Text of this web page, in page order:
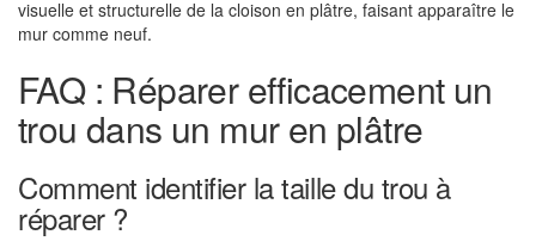
visuelle et structurelle de la cloison en plâtre, faisant apparaître le
mur comme neuf.
FAQ : Réparer efficacement un
trou dans un mur en plâtre
Comment identifier la taille du trou à
réparer ?